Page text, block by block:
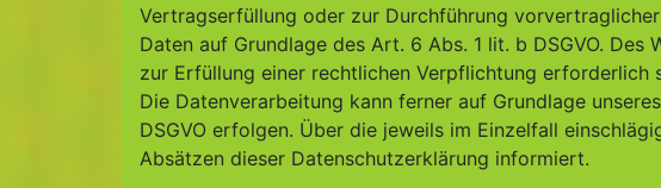
Vertragserfüllung oder zur Durchführung
Daten auf Grundlage des Art. 6 Abs. 1 lit. b DSGVO.
zur Erfüllung einer rechtlichen Verpflichtung erforderlich
Die Datenverarbeitung kann ferner auf Grundlage
DSGVO erfolgen. Über die jeweils im Einzelfall
Absätzen dieser Datenschutzerklärung informiert.